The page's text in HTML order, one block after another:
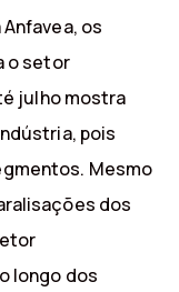
os
o setor
julho mostra
pois
Mesmo
dos
longo dos